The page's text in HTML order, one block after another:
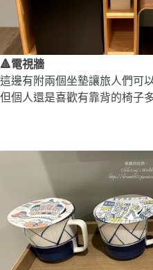
🔺電視牆
這邊有附兩個坐墊讓旅人們可
但個人還是喜歡有靠背的椅子